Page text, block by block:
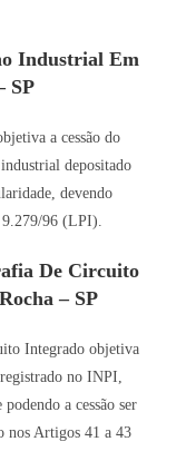
Industrial Em
SP
a cessão do
depositado
devendo
9.279/96 (LPI).
De Circuito
– SP
Integrado objetiva
no INPI,
a cessão ser
nos Artigos 41 a 43